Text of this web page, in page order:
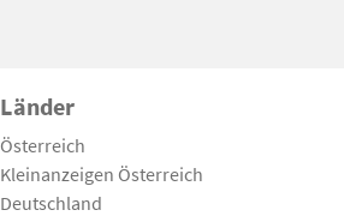
Länder
Österreich
Kleinanzeigen Österreich
Deutschland